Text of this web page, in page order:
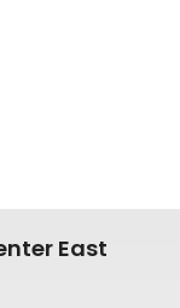
East